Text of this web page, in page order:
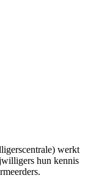
werkt
hun kennis